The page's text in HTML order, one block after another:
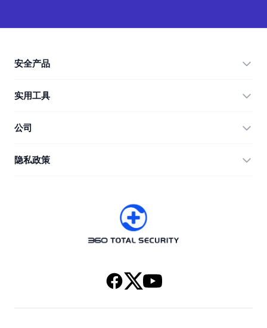
安全产品
360 Total Security
Anti-Ransomware Tool
实用工具
360 Zip
RecoverlyX
公司
帮助
隐私政策